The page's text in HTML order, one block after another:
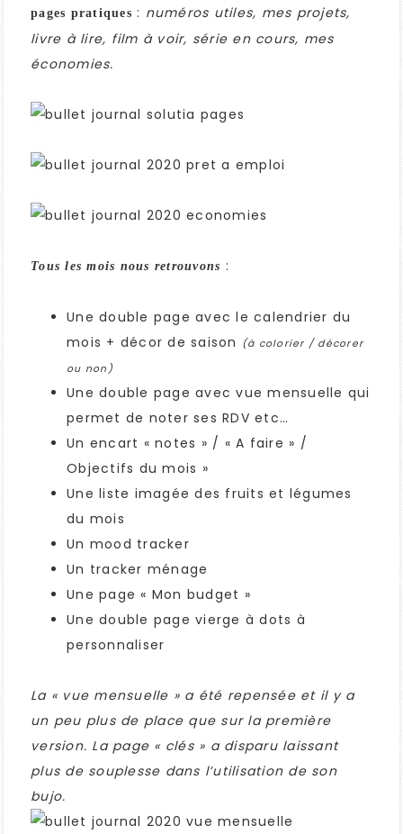
pages pratiques : numéros utiles, mes projets,
livre à lire, film à voir, série en cours, mes
économies.
Tous les mois nous retrouvons :
Une double page avec le calendrier du
mois + décor de saison (à colorier / décorer
ou non)
Une double page avec vue mensuelle qui
permet de noter ses RDV etc…
Un encart « notes » / « A faire » /
Objectifs du mois »
Une liste imagée des fruits et légumes
du mois
Un mood tracker
Un tracker ménage
Une page « Mon budget »
Une double page vierge à dots à
personnaliser
La « vue mensuelle » a été repensée et il y a
un peu plus de place que sur la première
version. La page « clés » a disparu laissant
plus de souplesse dans l’utilisation de son
bujo.